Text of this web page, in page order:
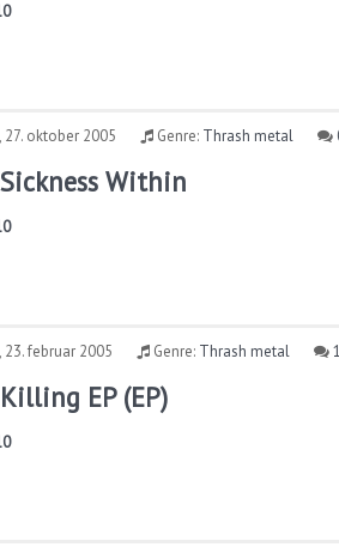
, 27. oktober 2005 Genre: Thrash metal
Within
, 23. februar 2005 Genre: Thrash metal 1
EP (EP)